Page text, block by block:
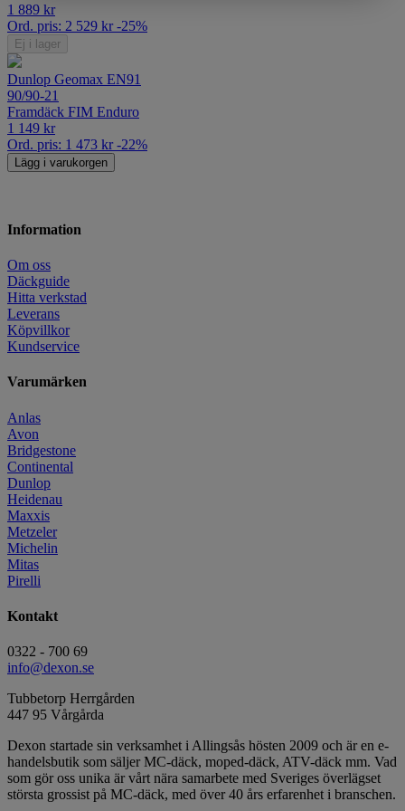
1 889 kr
Ord. pris: 2 529 kr -25%
Ej i lager
Dunlop Geomax EN91
90/90-21
Framdäck FIM Enduro
1 149 kr
Ord. pris: 1 473 kr -22%
Lägg i varukorgen
Information
Om oss
Däckguide
Hitta verkstad
Leverans
Köpvillkor
Kundservice
Varumärken
Anlas
Avon
Bridgestone
Continental
Dunlop
Heidenau
Maxxis
Metzeler
Michelin
Mitas
Pirelli
Kontakt
0322 - 700 69
info@dexon.se
Tubbetorp Herrgården
447 95 Vårgårda
Dexon startade sin verksamhet i Allingsås hösten 2009 och är en e-
handelsbutik som säljer MC-däck, moped-däck, ATV-däck mm. Vad
som gör oss unika är vårt nära samarbete med Sveriges överlägset
största grossist på MC-däck, med över 40 års erfarenhet i branschen.